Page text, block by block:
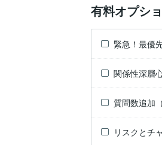
有料オプシ
緊急！最優
関係性深層
質問数追加
リスクとチ